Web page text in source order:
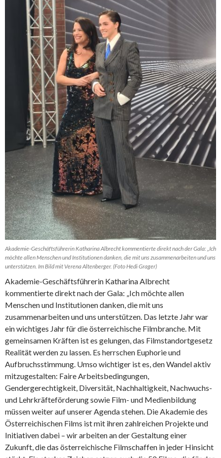
Akademie-Geschäftsführerin Katharina Albrecht kommentierte direkt nach der Gala: „Ich
möchte allen Menschen und Institutionen danken, die mit uns zusammenarbeiten und uns
unterstützen. Im Bild mit Verena Altenberger. (Foto Hedi Grager)
Akademie-Geschäftsführerin Katharina Albrecht
kommentierte direkt nach der Gala: „Ich möchte allen
Menschen und Institutionen danken, die mit uns
zusammenarbeiten und uns unterstützen. Das letzte Jahr war
ein wichtiges Jahr für die österreichische Filmbranche. Mit
gemeinsamen Kräften ist es gelungen, das Filmstandortgesetz
Realität werden zu lassen. Es herrschen Euphorie und
Aufbruchsstimmung. Umso wichtiger ist es, den Wandel aktiv
mitzugestalten: Faire Arbeitsbedingungen,
Gendergerechtigkeit, Diversität, Nachhaltigkeit, Nachwuchs-
und Lehrkräfteförderung sowie Film- und Medienbildung
müssen weiter auf unserer Agenda stehen. Die Akademie des
Österreichischen Films ist mit ihren zahlreichen Projekte und
Initiativen dabei – wir arbeiten an der Gestaltung einer
Zukunft, die das österreichische Filmschaffen in jeder Hinsicht